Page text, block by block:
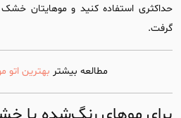
حداکثری استفاده کنید و موهایتان
گرفت.
مطالعه بیشتر بهترین اتو